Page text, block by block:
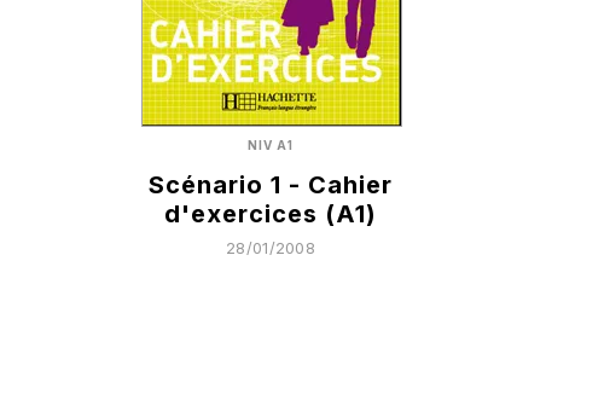
NIV A1
Scénario 1 - Cahier
d'exercices (A1)
28/01/2008